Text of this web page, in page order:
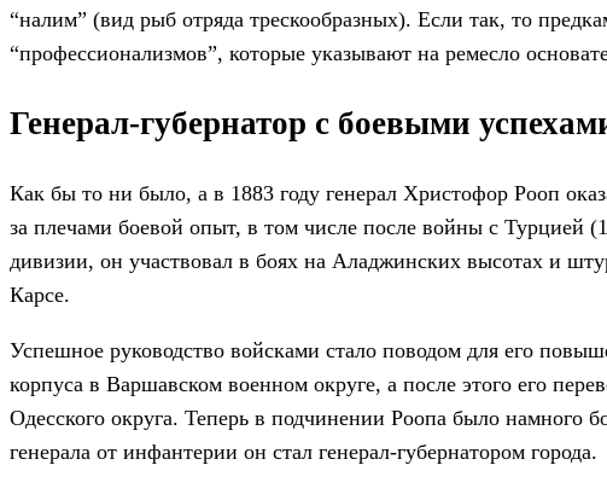
“налим” (вид рыб отряда трескообразных). Если так, то
“профессионализмов”, которые указывают на ремесло
Генерал-губернатор с боевыми
Как бы то ни было, а в 1883 году генерал Христофор Рооп
за плечами боевой опыт, в том числе после войны с Турцией
дивизии, он участвовал в боях на Аладжинских высотах и
Карсе.
Успешное руководство войсками стало поводом для его
корпуса в Варшавском военном округе, а после этого его
Одесского округа. Теперь в подчинении Роопа было намного
генерала от инфантерии он стал генерал-губернатором города.